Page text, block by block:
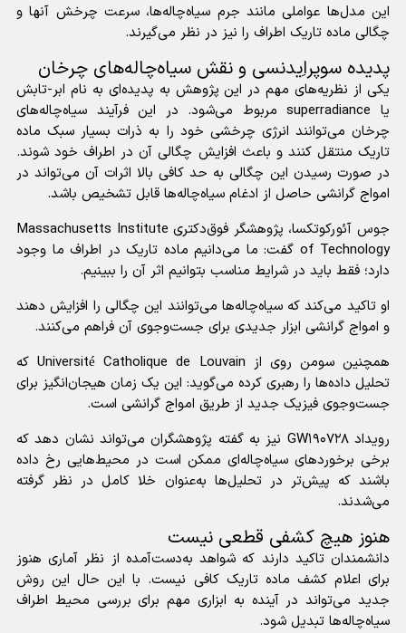
این مدل‌ها عواملی مانند جرم سیاه‌چاله‌ها، سرعت چرخش آنها و
چگالی ماده تاریک اطراف را نیز در نظر می‌گیرند.
پدیده سوپراِیدنسی و نقش سیاه‌چاله‌های چرخان
یکی از نظریه‌های مهم در این پژوهش به پدیده‌ای به نام ابر-تابش
یا superradiance مربوط می‌شود. در این فرآیند سیاه‌چاله‌های
چرخان می‌توانند انرژی چرخشی خود را به ذرات بسیار سبک ماده
تاریک منتقل کنند و باعث افزایش چگالی آن در اطراف خود شوند.
در صورت رسیدن این چگالی به حد کافی بالا اثرات آن می‌تواند در
امواج گرانشی حاصل از ادغام سیاه‌چاله‌ها قابل تشخیص باشد.
جوس آئورکوتکسا، پژوهشگر فوق‌دکتری Massachusetts Institute
of Technology گفت: ما می‌دانیم ماده تاریک در اطراف ما وجود
دارد؛ فقط باید در شرایط مناسب بتوانیم اثر آن را ببینیم.
او تاکید می‌کند که سیاه‌چاله‌ها می‌توانند این چگالی را افزایش دهند
و امواج گرانشی ابزار جدیدی برای جست‌وجوی آن فراهم می‌کنند.
همچنین سومن روی از Université Catholique de Louvain که
تحلیل داده‌ها را رهبری کرده می‌گوید: این یک زمان هیجان‌انگیز برای
جست‌وجوی فیزیک جدید از طریق امواج گرانشی است.
رویداد GW۱۹۰۷۲۸ نیز به گفته پژوهشگران می‌تواند نشان دهد که
برخی برخورد‌های سیاه‌چاله‌ای ممکن است در محیط‌هایی رخ داده
باشند که پیش‌تر در تحلیل‌ها به‌عنوان خلا کامل در نظر گرفته
می‌شدند.
هنوز هیچ کشفی قطعی نیست
دانشمندان تاکید دارند که شواهد به‌دست‌آمده از نظر آماری هنوز
برای اعلام کشف ماده تاریک کافی نیست. با این حال این روش
جدید می‌تواند در آینده به ابزاری مهم برای بررسی محیط اطراف
سیاه‌چاله‌ها تبدیل شود.